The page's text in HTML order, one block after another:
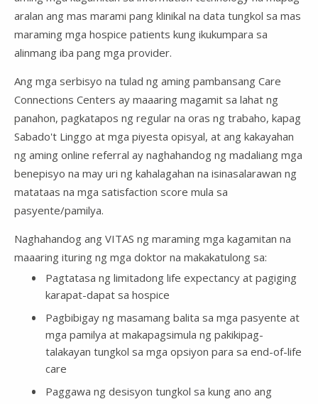
aralan ang mas marami pang klinikal na data tungkol sa mas
maraming mga hospice patients kung ikukumpara sa
alinmang iba pang mga provider.
Ang mga serbisyo na tulad ng aming pambansang Care
Connections Centers ay maaaring magamit sa lahat ng
panahon, pagkatapos ng regular na oras ng trabaho, kapag
Sabado't Linggo at mga piyesta opisyal, at ang kakayahan
ng aming online referral ay naghahandog ng madaliang mga
benepisyo na may uri ng kahalagahan na isinasalarawan ng
matataas na mga satisfaction score mula sa
pasyente/pamilya.
Naghahandog ang VITAS ng maraming mga kagamitan na
maaaring ituring ng mga doktor na makakatulong sa:
Pagtatasa ng limitadong life expectancy at pagiging
karapat-dapat sa hospice
Pagbibigay ng masamang balita sa mga pasyente at
mga pamilya at makapagsimula ng pakikipag-
talakayan tungkol sa mga opsiyon para sa end-of-life
care
Paggawa ng desisyon tungkol sa kung ano ang